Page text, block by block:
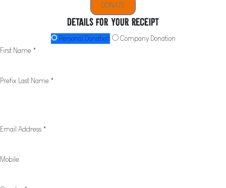
DONATE
Details for your receipt
Personal Donation
Company Donation
First Name *
Prefix Last Name *
Email Address *
Mobile